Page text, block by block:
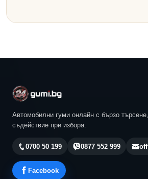
Автомобилни гуми онлайн с бързо
съдействие при избора.
0700 50 199 0877 552 999
Facebook